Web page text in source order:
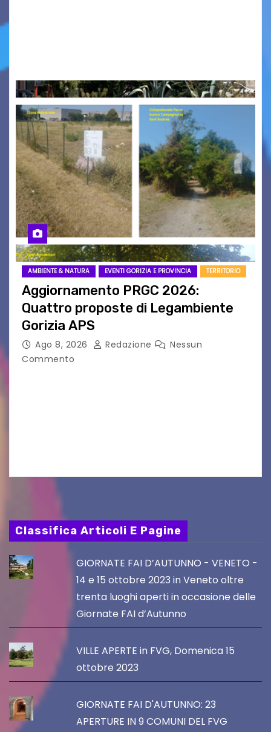
AMBIENTE & NATURA EVENTI GORIZIA E PROVINCIA TERRITORIO
Aggiornamento PRGC 2026:
Quattro proposte di Legambiente
Gorizia APS
Ago 8, 2026 Redazione
Nessun
Commento
Classifica Articoli E Pagine
GIORNATE FAI D’AUTUNNO - VENETO -
14 e 15 ottobre 2023 in Veneto oltre
trenta luoghi aperti in occasione delle
Giornate FAI d’Autunno
VILLE APERTE in FVG, Domenica 15
ottobre 2023
GIORNATE FAI D'AUTUNNO: 23
APERTURE IN 9 COMUNI DEL FVG